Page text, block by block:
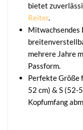
bietet
Reiter.
Mitwachsendes
mehrere Jahre
Passform.
Perfekte Größe
52 cm) & S (52-
Kopfumfang